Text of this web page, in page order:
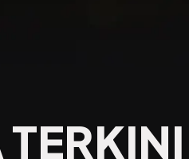
TERKINI